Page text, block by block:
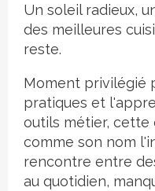
Un soleil radieux,
des meilleures
reste.
Moment privilégié
pratiques et
outils métier, cette
comme son nom
rencontre entre
au quotidien,